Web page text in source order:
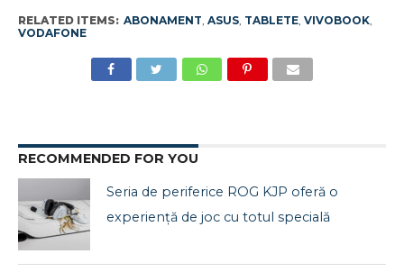
RELATED ITEMS: ABONAMENT, ASUS, TABLETE, VIVOBOOK,
VODAFONE
RECOMMENDED FOR YOU
Seria de periferice ROG KJP oferă o
experiență de joc cu totul specială